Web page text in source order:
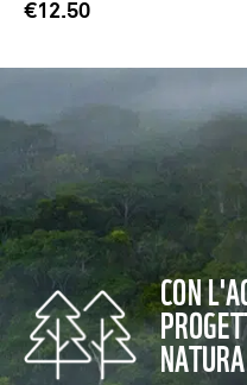
€12.50
CON